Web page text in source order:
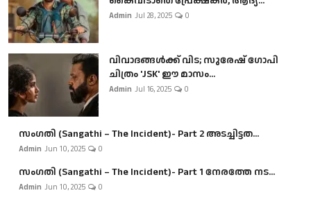
Admin Jul 28, 2025 0
വിവാദങ്ങൾക്ക് വിട; സുരേഷ് ഗോപി
ചിത്രം 'JSK' ഈ മാസം...
Admin Jul 16, 2025 0
സംഗതി (Sangathi – The Incident)- Part 2 അടച്ചിട്ടത...
Admin Jun 10, 2025 0
സംഗതി (Sangathi – The Incident)- Part 1 നേരത്തേ നട...
Admin Jun 10, 2025 0